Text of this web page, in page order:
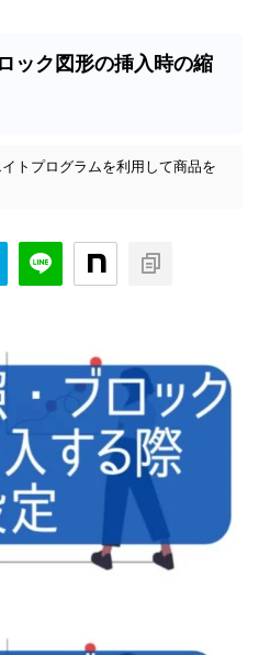
ック図形の挿入時の縮
トプログラムを利用して商品を